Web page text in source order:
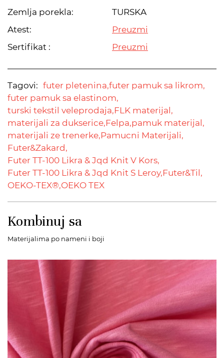
Zemlja porekla:
TURSKA
Atest:
Preuzmi
Sertifikat :
Preuzmi
Tagovi: futer pletenina,futer pamuk sa likrom,
futer pamuk sa elastinom,
turski tekstil veleprodaja,FLK materijal,
materijali za dukserice,Felpa,pamuk materijal,
materijali ze trenerke,Pamucni Materijali,
Futer&Zakard,
Futer TT-100 Likra & Jqd Knit V Kors,
Futer TT-100 Likra & Jqd Knit S Leroy,Futer&Til,
OEKO-TEX®,OEKO TEX
Kombinuj sa
Materijalima po nameni i boji